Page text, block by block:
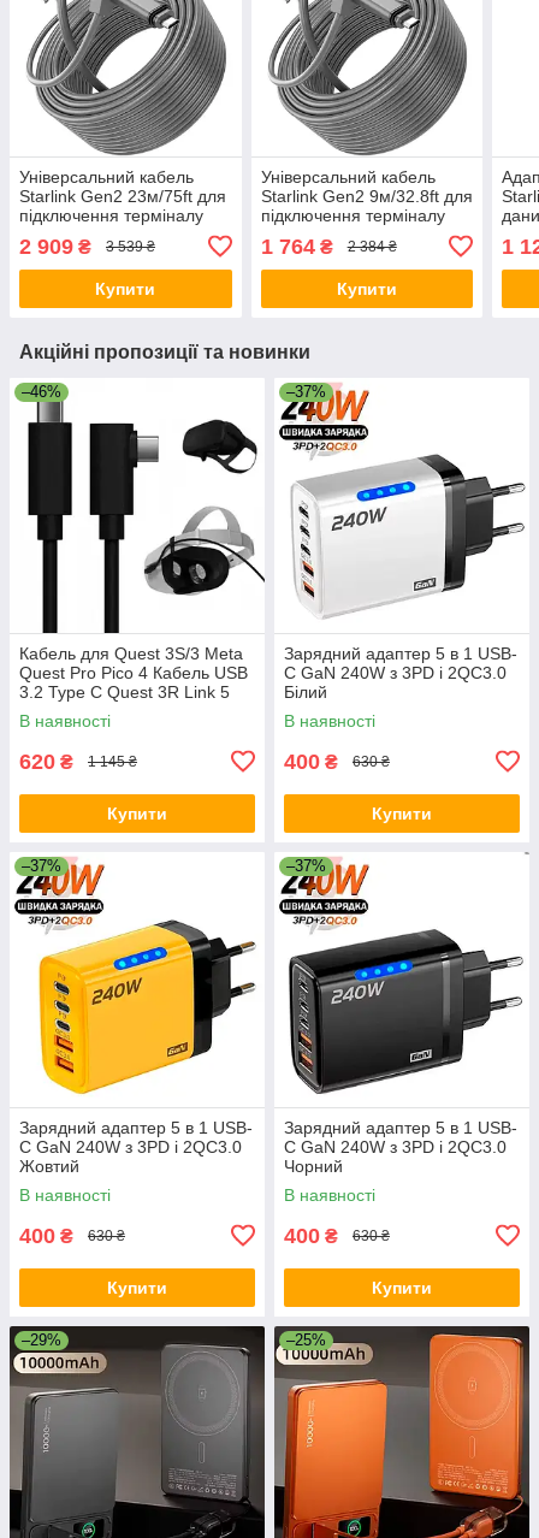
Універсальний кабель
Starlink Gen2 23м/75ft для
підключення терміналу
Satellite V2
2 909 ₴ 3 539 ₴
Купити
Універсальний кабель
Starlink Gen2 9м/32.8ft для
підключення терміналу
Satellite V2
1 764₴ 2 384 ₴
Купити
/ V
1
Акційні пропозиції та новинки
–46%
Кабель для Quest 3S/3 Meta
Quest Pro Pico 4 Кабель USB
3.2 Type C Quest 3R Link 5
Гбіт/с 5 метрів Чорний
В наявності
620 ₴ 1 145 ₴
Купити
–37%
Зарядний адаптер 5 в 1 USB-
C GaN 240W з 3PD і 2QC3.0
Білий
В наявності
400 ₴ 630 ₴
Купити
–37%
Зарядний адаптер 5 в 1 USB-
C GaN 240W з 3PD і 2QC3.0
Жовтий
В наявності
400 ₴ 630 ₴
Купити
–37%
Зарядний адаптер 5 в 1 USB-
C GaN 240W з 3PD і 2QC3.0
Чорний
В наявності
400 ₴ 630 ₴
Купити
–29% –25%